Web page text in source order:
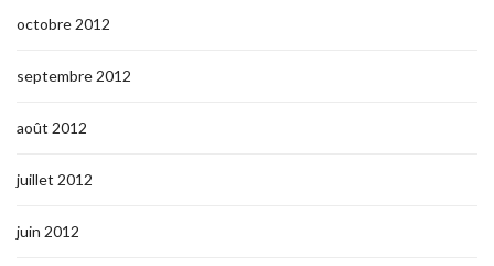
octobre 2012
septembre 2012
août 2012
juillet 2012
juin 2012